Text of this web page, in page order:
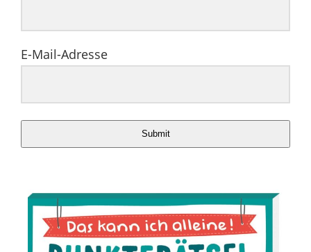
E-Mail-Adresse
Submit